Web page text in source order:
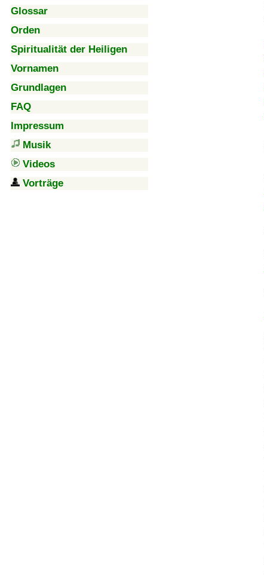
Glossar
Orden
Spiritualität der Heiligen
Vornamen
Grundlagen
FAQ
Impressum
Musik
Videos
Vorträge